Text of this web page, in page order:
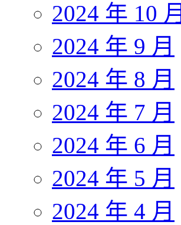
2024 年 10 月
2024 年 9 月
2024 年 8 月
2024 年 7 月
2024 年 6 月
2024 年 5 月
2024 年 4 月